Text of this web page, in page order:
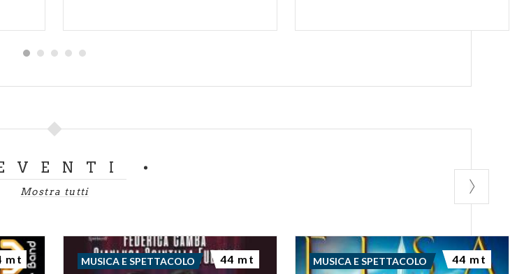
Mostra tutti
mt MUSICA E SPETTACOLO 44 mt MUSICA E SPETTACOLO 44 mt